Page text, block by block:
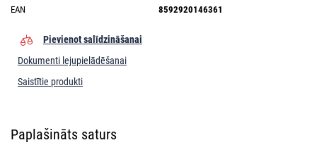
EAN
8592920146361
Pievienot salīdzināšanai
Dokumenti lejupielādēšanai
Saistītie produkti
Paplašināts saturs